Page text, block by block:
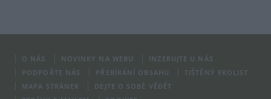
O NÁS NOVINKY NA WEBU
INZERUJTE U NÁS
PODPOŘTE NÁS
PŘEBÍRÁNÍ OBSAHU
TIŠTĚNÝ EKOLIST
MAPA STRÁNEK
DEJTE O SOBĚ VĚDĚT